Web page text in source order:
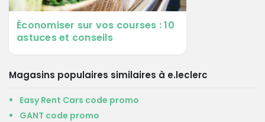
Économiser sur vos courses : 10
astuces et conseils
Magasins populaires similaires à e.leclerc
Easy Rent Cars code promo
GANT code promo